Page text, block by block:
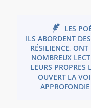
LES
ILS ABORDENT
RÉSILIENCE,
NOMBREUX
LEURS PROPRES
OUVERT LA